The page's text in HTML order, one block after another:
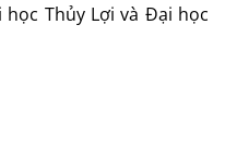
Thủy Lợi và Đại học